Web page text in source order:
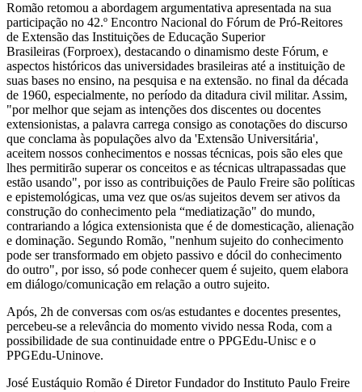
Romão retomou a abordagem argumentativa apresentada na sua
participação no 42.º Encontro Nacional do Fórum de Pró-Reitores
de Extensão das Instituições de Educação Superior
Brasileiras (Forproex), destacando o dinamismo deste Fórum, e
aspectos históricos das universidades brasileiras até a instituição de
suas bases no ensino, na pesquisa e na extensão. no final da década
de 1960, especialmente, no período da ditadura civil militar. Assim,
"por melhor que sejam as intenções dos discentes ou docentes
extensionistas, a palavra carrega consigo as conotações do discurso
que conclama às populações alvo da 'Extensão Universitária',
aceitem nossos conhecimentos e nossas técnicas, pois são eles que
lhes permitirão superar os conceitos e as técnicas ultrapassadas que
estão usando", por isso as contribuições de Paulo Freire são políticas
e epistemológicas, uma vez que os/as sujeitos devem ser ativos da
construção do conhecimento pela “mediatização" do mundo,
contrariando a lógica extensionista que é de domesticação, alienação
e dominação. Segundo Romão, "nenhum sujeito do conhecimento
pode ser transformado em objeto passivo e dócil do conhecimento
do outro", por isso, só pode conhecer quem é sujeito, quem elabora
em diálogo/comunicação em relação a outro sujeito.
Após, 2h de conversas com os/as estudantes e docentes presentes,
percebeu-se a relevância do momento vivido nessa Roda, com a
possibilidade de sua continuidade entre o PPGEdu-Unisc e o
PPGEdu-Uninove.
José Eustáquio Romão é Diretor Fundador do Instituto Paulo Freire